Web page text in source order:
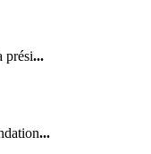
prési...
...